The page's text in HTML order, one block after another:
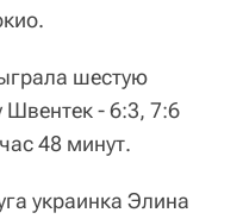
шестую
Швентек - 6:3, 7:6
48 минут.
украинка Элина